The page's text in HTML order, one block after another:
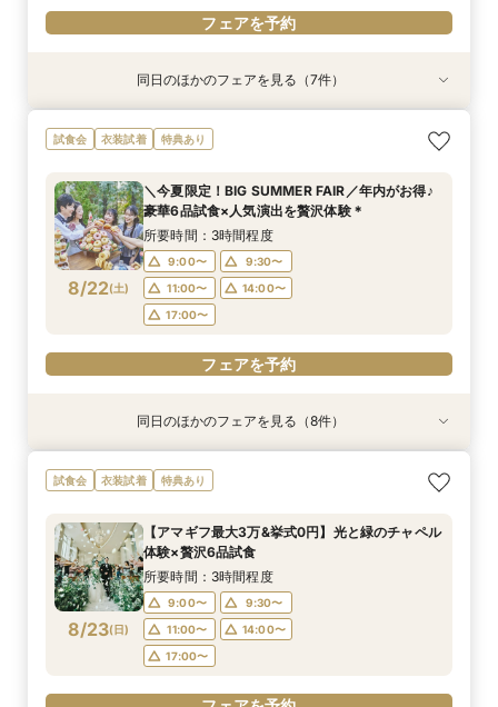
フェアを予約
衣装試着 特典あり
8/21(金)
【”ムダ”を徹底省略！】「やらなくてもいい」か
ら始めるNEWスタイル結婚式
11:00〜 14:00〜
フェアを予約
衣装試着 特典あり
8/21(金)
《マタニティ＆ファミリー婚に》個室もOK！安
心相談会◎
11:00〜 14:00〜
フェアを予約
8/21(金)
【タイパ重視★*60分見学】緑溢れる貸切邸宅を
短時間でご案内OK！
12:00〜
14:00〜
16:00〜
フェアを予約
衣装試着 特典あり
8/21(金)
《ペットも一緒に♪》広大な敷地を貸切＆憧れ挙
式体験×豪華特典
11:00〜 14:00〜
フェアを予約
8/21(金)
【オンラインフェア】お気軽zoom相談会◇*
11:00〜 14:00〜
フェアを予約
衣装試着 特典あり
8/21(金)
【少人数ウェディング限定♪】一軒家を貸切見学×
牛フィレ試食付◎
11:00〜 14:00〜
フェアを予約
衣装試着 特典あり
8/21(金)
《遠方応援fair！》バスプレゼント&親御様も試
食付♪安心相談◎
9:00〜
9:30〜
11:00〜
14:00〜
17:00〜
フェアを予約
同日のほかのフェアを見る（7件）
試食会 衣装試着 特典あり
8/22(土)
＼今夏限定！BIG SUMMER FAIR／年内がお得♪
豪華6品試食×人気演出を贅沢体験＊
所要時間：3時間程度
9:00〜
9:30〜
11:00〜
14:00〜
17:00〜
フェアを予約
衣装試着 特典あり
8/22(土)
【少人数W限定】1日1組限定の貸切空間×光の
チャペル×豪華試食
9:30〜
11:00〜
14:00〜
17:00〜
フェアを予約
衣装試着 特典あり
8/22(土)
【”ムダ”を徹底省略！】「やらなくてもいい」か
ら始めるNEWスタイル結婚式
9:00〜
9:30〜
11:00〜
14:00〜
17:00〜
フェアを予約
衣装試着 特典あり
8/22(土)
《マタニティ＆ファミリー婚に》個室もOK！安
心相談会◎
9:00〜
9:30〜
11:00〜
14:00〜
17:00〜
フェアを予約
衣装試着 特典あり
8/22(土)
大切なペットも一緒に♪邸宅貸切＆選べる3つの挙
式×豪華特典
9:00〜
9:30〜
11:00〜
14:00〜
17:00〜
フェアを予約
衣装試着 特典あり
8/22(土)
＼何も決まってなくてOK／安心相談◎全館まる
ごと見学&無料試食
9:00〜
9:30〜
11:00〜
14:00〜
17:00〜
フェアを予約
8/22(土)
【タイパ重視★*60分見学】緑溢れる貸切邸宅を
短時間でご案内OK◎
10:00〜
12:00〜
14:00〜
16:00〜
フェアを予約
衣装試着 特典あり
8/22(土)
＼料理重視◎五感で堪能／とろける和牛×伊勢海
老*6品試食★
9:00〜
9:30〜
11:00〜
14:00〜
17:00〜
フェアを予約
衣装試着 特典あり
8/22(土)
《遠方応援fair！》バスプレゼント&親御様も試
食付♪安心相談◎
9:00〜
9:30〜
11:00〜
14:00〜
17:00〜
フェアを予約
同日のほかのフェアを見る（8件）
試食会 衣装試着 特典あり
8/23(日)
【アマギフ最大3万&挙式0円】光と緑のチャペル
体験×贅沢6品試食
所要時間：3時間程度
9:00〜
9:30〜
11:00〜
14:00〜
17:00〜